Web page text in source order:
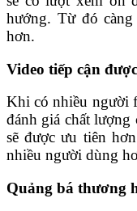
hướng. Từ đó
hơn.
Video tiếp cận
Khi có nhiều người
đánh giá chất
sẽ được ưu tiên
nhiều người dùng
Quảng bá thương